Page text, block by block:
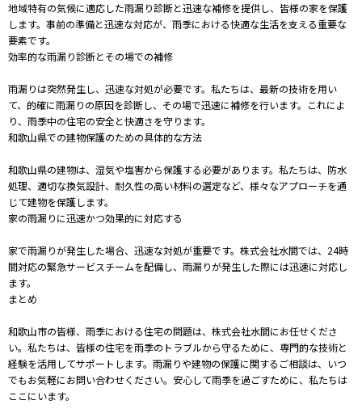
地域特有の気候に適応した雨漏り診断と迅速な補修を提供し、皆様の家を保護
します。事前の準備と迅速な対応が、雨季における快適な生活を支える重要な
要素です。
効率的な雨漏り診断とその場での補修
雨漏りは突然発生し、迅速な対処が必要です。私たちは、最新の技術を用い
て、的確に雨漏りの原因を診断し、その場で迅速に補修を行います。これによ
り、雨季中の住宅の安全と快適さを守ります。
和歌山県での建物保護のための具体的な方法
和歌山県の建物は、湿気や塩害から保護する必要があります。私たちは、防水
処理、適切な換気設計、耐久性の高い材料の選定など、様々なアプローチを通
じて建物を保護します。
家の雨漏りに迅速かつ効果的に対応する
家で雨漏りが発生した場合、迅速な対処が重要です。株式会社水間では、24時
間対応の緊急サービスチームを配備し、雨漏りが発生した際には迅速に対応し
ます。
まとめ
和歌山市の皆様、雨季における住宅の問題は、株式会社水間にお任せくださ
い。私たちは、皆様の住宅を雨季のトラブルから守るために、専門的な技術と
経験を活用してサポートします。雨漏りや建物の保護に関するご相談は、いつ
でもお気軽にお問い合わせください。安心して雨季を過ごすために、私たちは
ここにいます。